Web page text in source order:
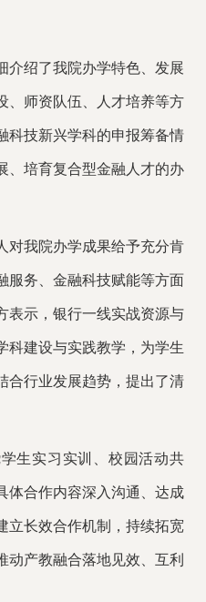
介绍了我院办学特色、发展
、师资队伍、人才培养等方
科技新兴学科的申报筹备情
、培育复合型金融人才的办
对我院办学成果给予充分肯
服务、金融科技赋能等方面
表示，银行一线实战资源与
科建设与实践教学，为学生
合行业发展趋势，提出了清
生实习实训、校园活动共
体合作内容深入沟通、达成
立长效合作机制，持续拓宽
动产教融合落地见效、互利